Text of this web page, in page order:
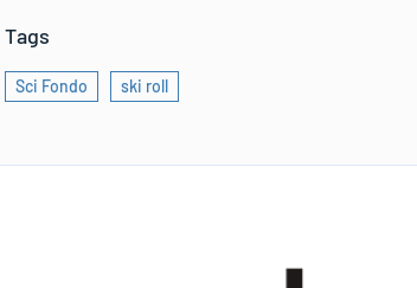
Tags
Sci Fondo ski roll